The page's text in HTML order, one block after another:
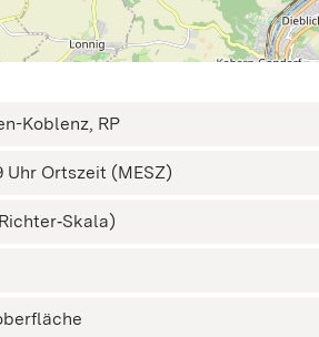
Koblenz, RP
Uhr Ortszeit (MESZ)